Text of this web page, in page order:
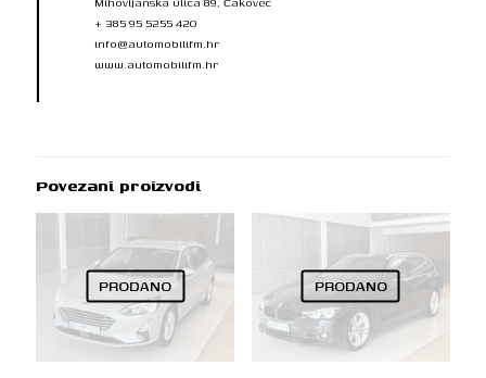
+ 385 95 5255 420
info@automobilifm.hr
www.automobilifm.hr
Povezani proizvodi
PRODANO PRODANO